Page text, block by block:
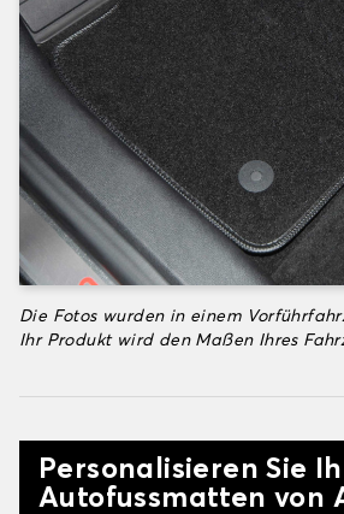
Die Fotos wurden in einem
Ihr Produkt wird den Maßen Ihres
Personalisieren Sie
Autofussmatten von